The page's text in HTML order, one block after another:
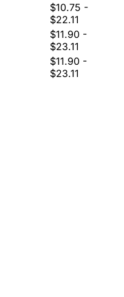
$10.75 -
$22.11
$11.90 -
$23.11
$11.90 -
$23.11